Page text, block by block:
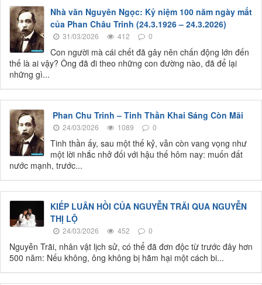
Nhà văn Nguyên Ngọc: Kỷ niệm 100 năm ngày mất
của Phan Châu Trinh (24.3.1926 – 24.3.2026)
31/03/2026 412 0
Con người mà cái chết đã gây nên chấn động lớn đến
thế là ai vậy? Ông đã đi theo những con đường nào, đã để lại
những gì...
Phan Chu Trinh – Tinh Thần Khai Sáng Còn Mãi
24/03/2026 1089 0
Tinh thần ấy, sau một thế kỷ, vẫn còn vang vọng như
một lời nhắc nhở đối với hậu thế hôm nay: muốn đất
nước mạnh, trước...
KIẾP LUÂN HỒI CỦA NGUYỄN TRÃI QUA NGUYỄN
THỊ LỘ
24/03/2026 452 0
Nguyễn Trãi, nhân vật lịch sử, có thể đã đơn độc từ trước đây hơn
500 năm: Nếu không, ông không bị hãm hại một cách bi...